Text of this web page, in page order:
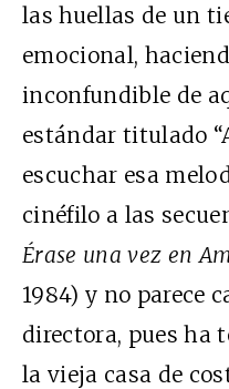
las huellas de un
emocional,
inconfundible de
estándar titulado
escuchar esa
cinéfilo a las
Érase una vez en
1984) y no parece
directora, pues ha
la vieja casa de